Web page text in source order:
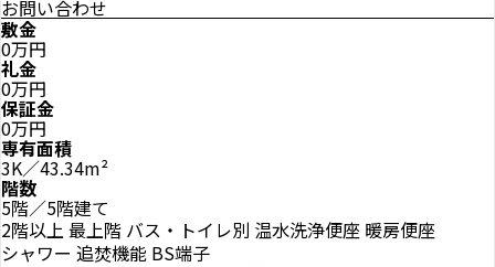
お問い合わせ
敷金
0万円
礼金
0万円
保証金
0万円
専有面積
3K／43.34m²
階数
5階／5階建て
2階以上 最上階 バス・トイレ別 温水洗浄便座 暖房便座
シャワー 追焚機能 BS端子